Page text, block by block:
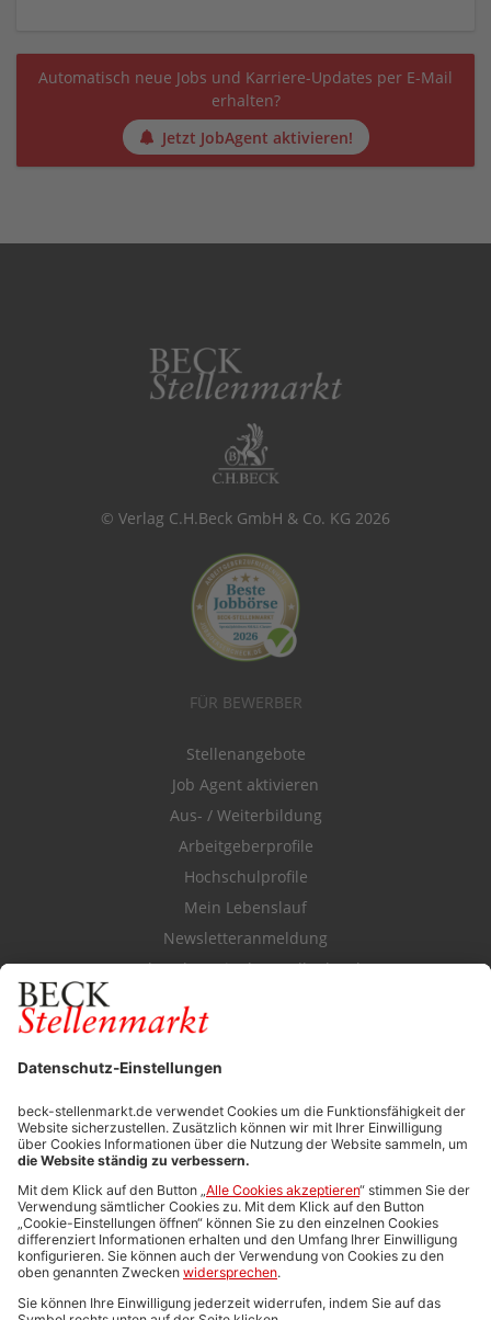
Automatisch neue Jobs und Karriere-Updates per E-Mail
erhalten?
Jetzt JobAgent aktivieren!
© Verlag C.H.Beck GmbH & Co. KG 2026
FÜR BEWERBER
Stellenangebote
Job Agent aktivieren
Aus- / Weiterbildung
Arbeitgeberprofile
Hochschulprofile
Mein Lebenslauf
Newsletteranmeldung
Durchsuchen Sie den Stellenkatalog
FÜR ARBEITGEBER
Stellenmarktpreise
Anzeigen-AGB
Media-Daten
Newsletteranmeldung
Produktübersicht
ALLGEMEIN
FAQs